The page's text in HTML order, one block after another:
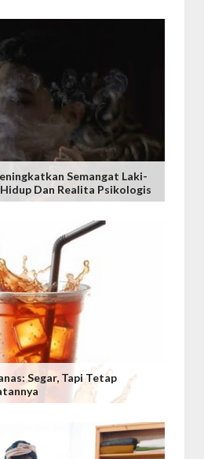
Semangat Laki-
Dan Realita Psikologis
Segar, Tapi Tetap